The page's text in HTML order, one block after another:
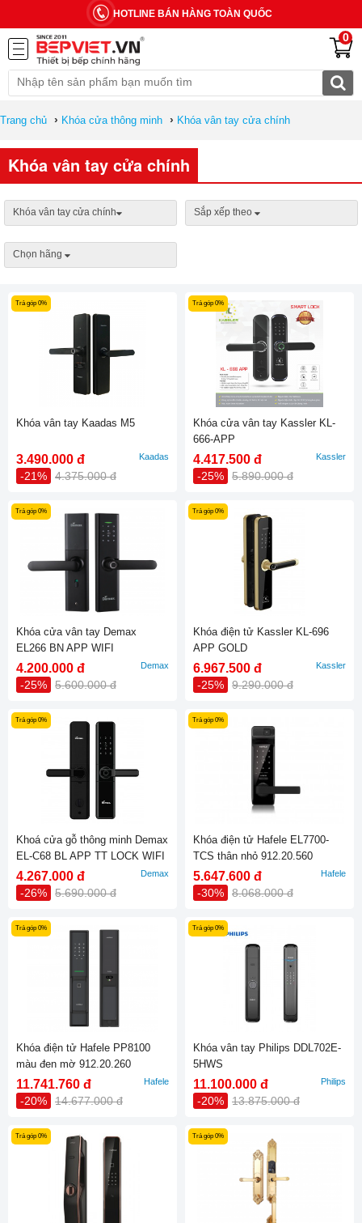
HOTLINE BÁN HÀNG TOÀN QUỐC
0
Trang chủ › Khóa cửa thông minh › Khóa vân tay cửa chính
Khóa vân tay cửa chính
Khóa vân tay cửa chính Sắp xếp theo
Chọn hãng
Trả góp 0%
Khóa vân tay Kaadas M5
3.490.000 đ
-21% 4.375.000 đ
Kaadas
Trả góp 0%
Khóa cửa vân tay Kassler KL-
666-APP
4.417.500 đ
-25% 5.890.000 đ
Kassler
Trả góp 0%
Khóa cửa vân tay Demax
EL266 BN APP WIFI
4.200.000 đ
-25% 5.600.000 đ
Demax
Trả góp 0%
Khóa điện tử Kassler KL-696
APP GOLD
6.967.500 đ
-25% 9.290.000 đ
Kassler
Trả góp 0%
Khoá cửa gỗ thông minh Demax
EL-C68 BL APP TT LOCK WIFI
4.267.000 đ
-26% 5.690.000 đ
Demax
Trả góp 0%
Khóa điện tử Hafele EL7700-
TCS thân nhỏ 912.20.560
5.647.600 đ
-30% 8.068.000 đ
Hafele
Trả góp 0%
Khóa điện tử Hafele PP8100
màu đen mờ 912.20.260
11.741.760 đ
-20% 14.677.000 đ
Hafele
Trả góp 0%
Khóa vân tay Philips DDL702E-
5HWS
11.100.000 đ
-20% 13.875.000 đ
Philips
Trả góp 0% Trả góp 0%